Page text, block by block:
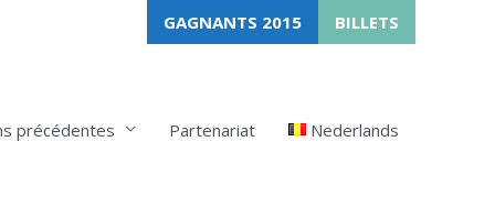
GAGNANTS 2015 BILLETS
précédentes Partenariat Nederlands